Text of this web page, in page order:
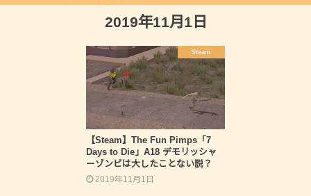
2019年11月1日
Steam
【Steam】The Fun Pimps「7
Days to Die」A18 デモリッシャ
ーゾンビは大したことない説？
2019年11月1日